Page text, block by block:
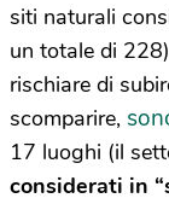
siti naturali
un totale di
rischiare di
scomparire,
17 luoghi (il
considerati in